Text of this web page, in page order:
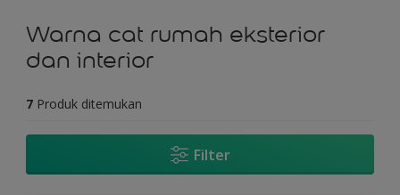
Warna cat rumah eksterior
dan interior
7 Produk ditemukan
Filter